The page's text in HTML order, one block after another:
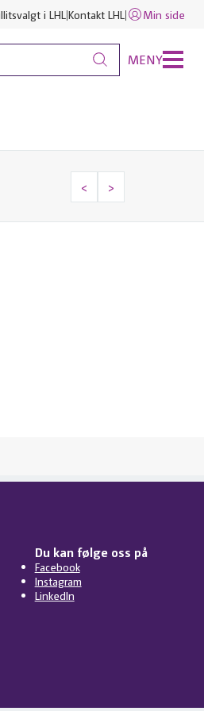
i LHL Kontakt LHL Min side
MENY
< >
Du kan følge oss på
Facebook
Instagram
LinkedIn